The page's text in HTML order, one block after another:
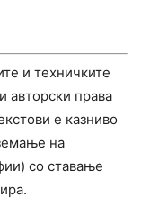
и техничките
авторски права
е казниво
на
со ставање